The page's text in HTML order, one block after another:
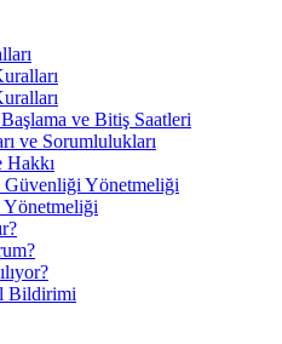
ve Bitiş Saatleri
ve Sorumlulukları
Hakkı
Güvenliği Yönetmeliği
Yönetmeliği
Bildirimi